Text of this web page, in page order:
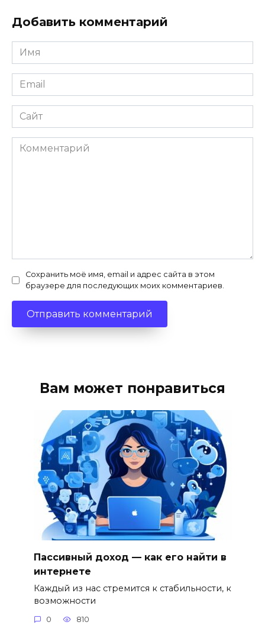
Добавить комментарий
Имя
*
Email
*
Сайт
Комментарий
Сохранить моё имя, email и адрес сайта в этом
браузере для последующих моих комментариев.
Вам может понравиться
Пассивный доход — как его найти в
интернете
Каждый из нас стремится к стабильности, к
возможности
0 810